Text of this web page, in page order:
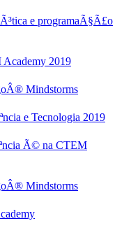
e programaÃ§Ã£o
2019
Mindstorms
e Tecnologia 2019
Ã© na CTEM
Mindstorms